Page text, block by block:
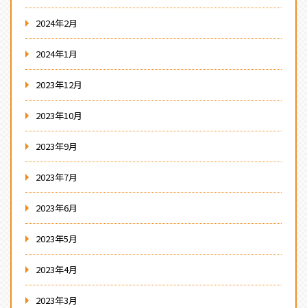
2024年2月
2024年1月
2023年12月
2023年10月
2023年9月
2023年7月
2023年6月
2023年5月
2023年4月
2023年3月